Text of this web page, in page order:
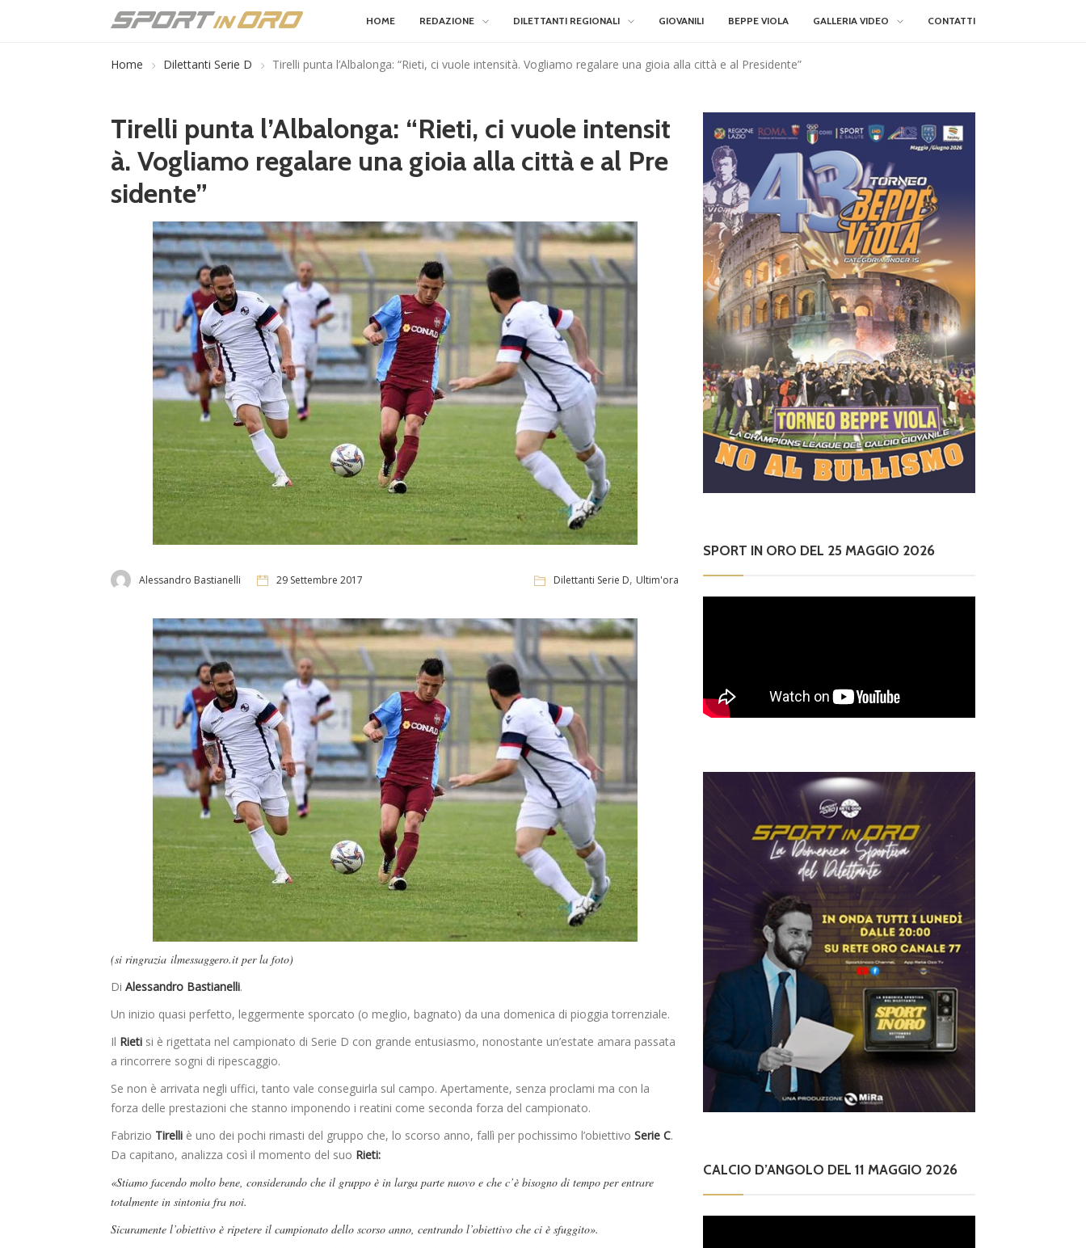
HOME REDAZIONE DILETTANTI REGIONALI GIOVANILI BEPPE VIOLA GALLERIA VIDEO CONTATTI
Home Dilettanti Serie D Tirelli punta l’Albalonga: “Rieti, ci vuole intensità. Vogliamo regalare una gioia alla città e al Presidente”
Tirelli punta l’Albalonga: “Rieti, ci vuole intensit
à. Vogliamo regalare una gioia alla città e al Pre
sidente”
Alessandro Bastianelli 29 Settembre 2017 Dilettanti Serie D, Ultim'ora
(si ringrazia ilmessaggero.it per la foto)
Di Alessandro Bastianelli.
Un inizio quasi perfetto, leggermente sporcato (o meglio, bagnato) da una domenica di pioggia torrenziale.
Il Rieti si è rigettata nel campionato di Serie D con grande entusiasmo, nonostante un’estate amara passata
a rincorrere sogni di ripescaggio.
Se non è arrivata negli uffici, tanto vale conseguirla sul campo. Apertamente, senza proclami ma con la
forza delle prestazioni che stanno imponendo i reatini come seconda forza del campionato.
Fabrizio Tirelli è uno dei pochi rimasti del gruppo che, lo scorso anno, fallì per pochissimo l’obiettivo Serie C.
Da capitano, analizza così il momento del suo Rieti:
«Stiamo facendo molto bene, considerando che il gruppo è in larga parte nuovo e che c’è bisogno di tempo per entrare
totalmente in sintonia fra noi.
Sicuramente l’obiettivo è ripetere il campionato dello scorso anno, centrando l’obiettivo che ci è sfuggito».
SPORT IN ORO DEL 25 MAGGIO 2026
CALCIO D’ANGOLO DEL 11 MAGGIO 2026